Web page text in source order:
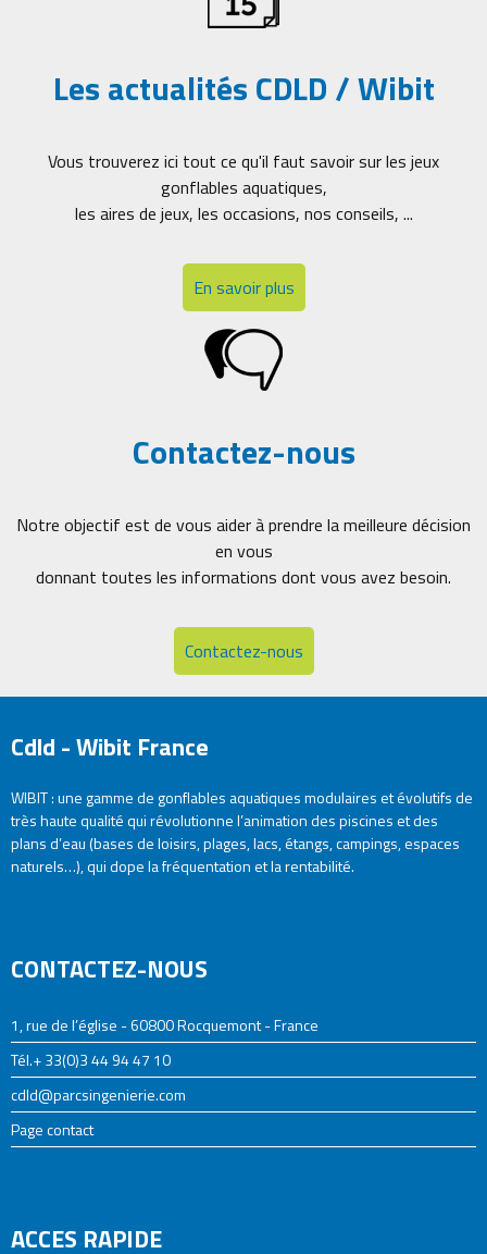
Les actualités CDLD / Wibit
Vous trouverez ici tout ce qu'il faut savoir sur les jeux
gonflables aquatiques,
les aires de jeux, les occasions, nos conseils, ...
En savoir plus
Contactez-nous
Notre objectif est de vous aider à prendre la meilleure décision
en vous
donnant toutes les informations dont vous avez besoin.
Contactez-nous
Cdld - Wibit France
WIBIT : une gamme de gonflables aquatiques modulaires et évolutifs de
très haute qualité qui révolutionne l’animation des piscines et des
plans d’eau (bases de loisirs, plages, lacs, étangs, campings, espaces
naturels…), qui dope la fréquentation et la rentabilité.
CONTACTEZ-NOUS
1, rue de l’église - 60800 Rocquemont - France
Tél.+ 33(0)3 44 94 47 10
cdld@parcsingenierie.com
Page contact
ACCES RAPIDE